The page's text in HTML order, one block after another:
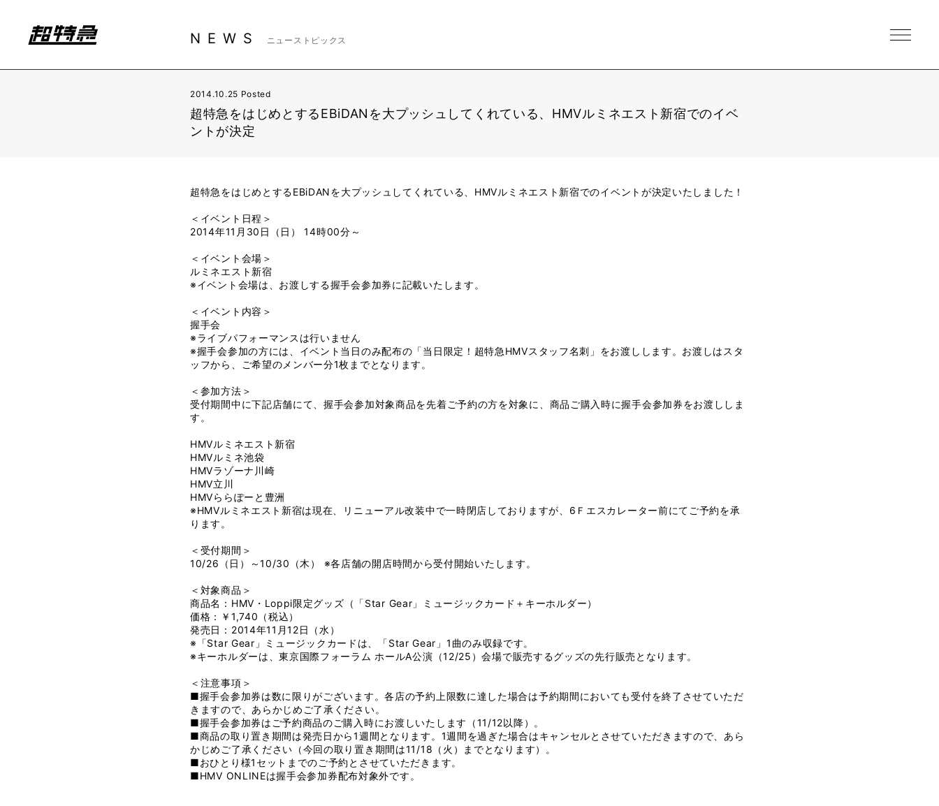
NEWS ニューストピックス
2014.10.25 Posted
超特急をはじめとするEBiDANを大プッシュしてくれている、HMVルミネエスト新宿でのイベ
ントが決定
超特急をはじめとするEBiDANを大プッシュしてくれている、HMVルミネエスト新宿でのイベントが決定いたしました！
＜イベント日程＞
2014年11月30日（日） 14時00分～
＜イベント会場＞
ルミネエスト新宿
※イベント会場は、お渡しする握手会参加券に記載いたします。
＜イベント内容＞
握手会
※ライブパフォーマンスは行いません
※握手会参加の方には、イベント当日のみ配布の「当日限定！超特急HMVスタッフ名刺」をお渡しします。お渡しはスタ
ッフから、ご希望のメンバー分1枚までとなります。
＜参加方法＞
受付期間中に下記店舗にて、握手会参加対象商品を先着ご予約の方を対象に、商品ご購入時に握手会参加券をお渡ししま
す。
HMVルミネエスト新宿
HMVルミネ池袋
HMVラゾーナ川崎
HMV立川
HMVららぽーと豊洲
※HMVルミネエスト新宿は現在、リニューアル改装中で一時閉店しておりますが、6Ｆエスカレーター前にてご予約を承
ります。
＜受付期間＞
10/26（日）～10/30（木） ※各店舗の開店時間から受付開始いたします。
＜対象商品＞
商品名：HMV・Loppi限定グッズ（「Star Gear」ミュージックカード＋キーホルダー）
価格：￥1,740（税込）
発売日：2014年11月12日（水）
※「Star Gear」ミュージックカードは、「Star Gear」1曲のみ収録です。
※キーホルダーは、東京国際フォーラム ホールA公演（12/25）会場で販売するグッズの先行販売となります。
＜注意事項＞
■握手会参加券は数に限りがございます。各店の予約上限数に達した場合は予約期間においても受付を終了させていただ
きますので、あらかじめご了承ください。
■握手会参加券はご予約商品のご購入時にお渡しいたします（11/12以降）。
■商品の取り置き期間は発売日から1週間となります。1週間を過ぎた場合はキャンセルとさせていただきますので、あら
かじめご了承ください（今回の取り置き期間は11/18（火）までとなります）。
■おひとり様1セットまでのご予約とさせていただきます。
■HMV ONLINEは握手会参加券配布対象外です。